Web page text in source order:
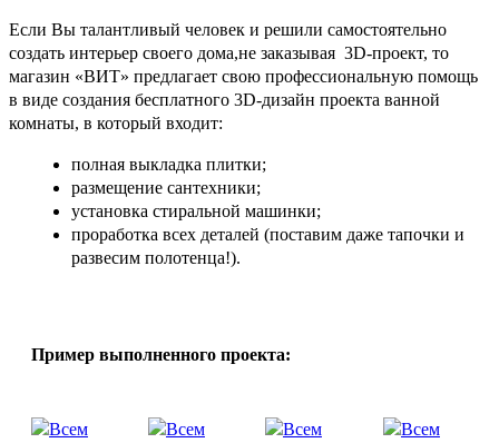
Если Вы талантливый человек и решили самостоятельно
создать интерьер своего дома,не заказывая 3D-проект, то
магазин «ВИТ» предлагает свою профессиональную помощь
в виде создания бесплатного 3D-дизайн проекта ванной
комнаты, в который входит:
полная выкладка плитки;
размещение сантехники;
установка стиральной машинки;
проработка всех деталей (поставим даже тапочки и
развесим полотенца!).
Пример выполненного проекта: